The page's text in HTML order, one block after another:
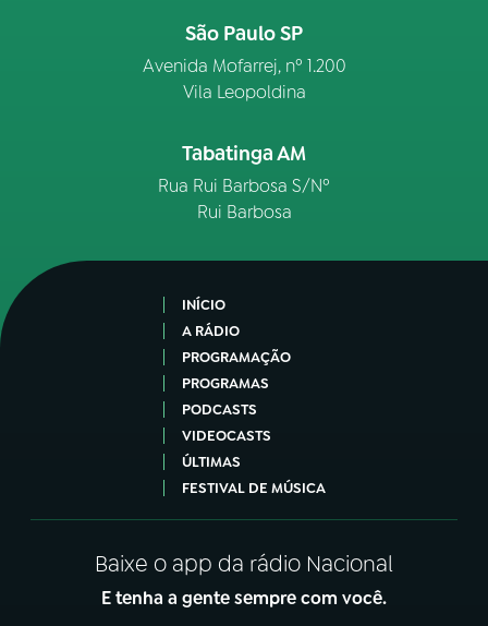
São Paulo SP
Avenida Mofarrej, nº 1.200
Vila Leopoldina
Tabatinga AM
Rua Rui Barbosa S/Nº
Rui Barbosa
INÍCIO
A RÁDIO
PROGRAMAÇÃO
PROGRAMAS
PODCASTS
VIDEOCASTS
ÚLTIMAS
FESTIVAL DE MÚSICA
Baixe o app da rádio Nacional
E tenha a gente sempre com você.